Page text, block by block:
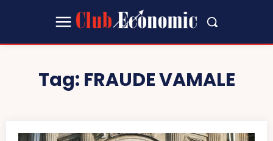
Tag: FRAUDE VAMALE